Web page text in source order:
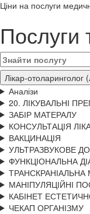
Цiни на послуги
Послуги
Лікар-отоларинголог
Аналізи
20. ЛІКУВАЛЬНІ
ЗАБІР МАТЕРАЛУ
КОНСУЛЬТАЦІЯ
ВАКЦИНАЦІЯ
УЛЬТРАЗВУКОВЕ
ФУНКЦІОНАЛЬНА
МАНІПУЛЯЦІЙНІ
КАБІНЕТ
ЧЕКАП ОРГАНІЗМУ